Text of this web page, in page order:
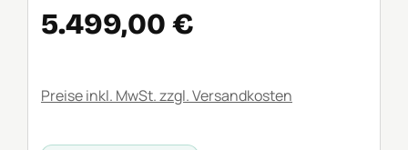
Verkaufspreis:
5.499,00 €
Preise inkl. MwSt. zzgl. Versandkosten